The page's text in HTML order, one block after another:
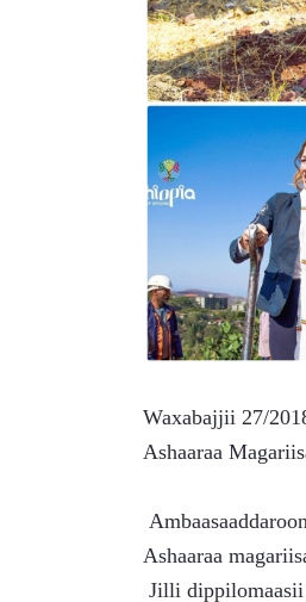
Waxabajjii 27/
Ashaaraa
Ashaaraa